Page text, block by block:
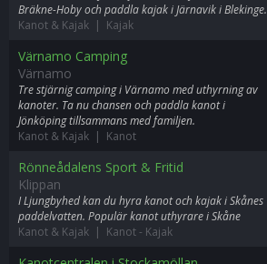
Bräkne-Hoby och paddla kajak i Järnavik i Blekinge.
Kanot & Kajak | Kajak
Värnamo Camping
Värnamo
Tre stjärnig camping i Värnamo med uthyrning av
kanoter. Ta nu chansen och paddla kanot i
Jönköping tillsammans med familjen.
Kanot & Kajak | Kanot
Rönneådalens Sport & Fritid
Klippan
I Ljungbyhed kan du hyra kanot och kajak i Skånes
paddelvatten. Populär kanot uthyrare i Skåne
Kanot & Kajak | Kanot- Kajak